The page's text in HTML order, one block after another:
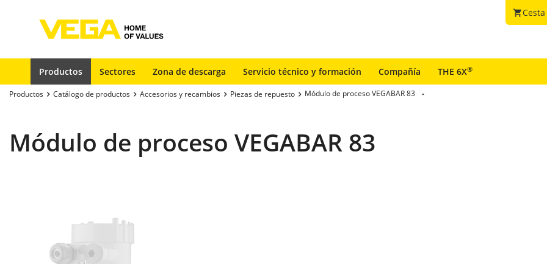
shopping_cart
Productos Sectores Zona de descarga Servicio técnico y formación Compañía THE 6X®
Productos Catálogo de productos Accesorios y recambios Piezas de repuesto Módulo de proceso VEGABAR 83
Módulo de proceso VEGABAR 83